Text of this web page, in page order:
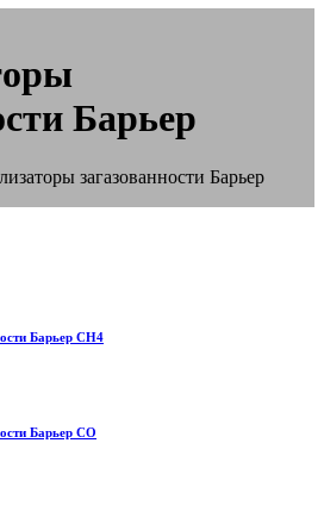
Барьер
загазованности Барьер
Барьер СН4
Барьер СО